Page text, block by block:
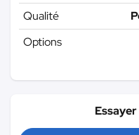
Qualité
Options